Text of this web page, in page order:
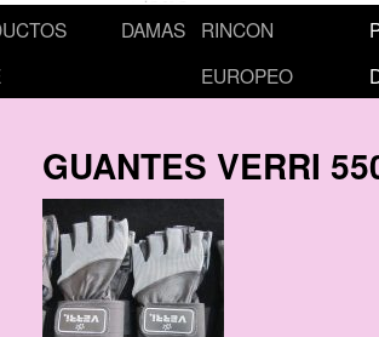
DAMAS
RINCON
EUROPEO
GUANTES VERRI